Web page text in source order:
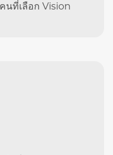
ที่เลือก Vision